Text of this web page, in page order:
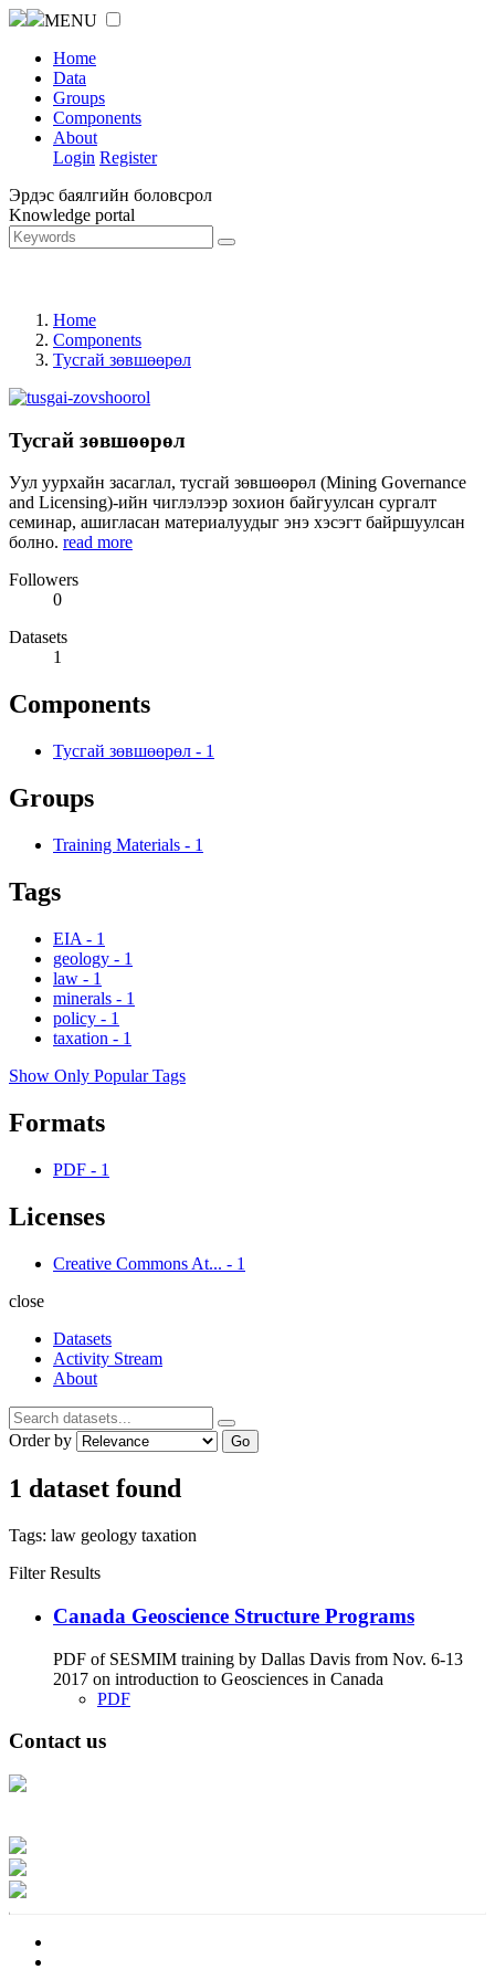
MENU
Home
Data
Groups
Components
About
Login Register
Эрдэс баялгийн боловсрол
Knowledge portal
Home
Components
Тусгай зөвшөөрөл
Тусгай зөвшөөрөл
Уул уурхайн засаглал, тусгай зөвшөөрөл (Mining Governance
and Licensing)-ийн чиглэлээр зохион байгуулсан сургалт
семинар, ашигласан материалуудыг энэ хэсэгт байршуулсан
болно. read more
Followers
0
Datasets
1
Components
Тусгай зөвшөөрөл - 1
Groups
Training Materials - 1
Tags
EIA - 1
geology - 1
law - 1
minerals - 1
policy - 1
taxation - 1
Show Only Popular Tags
Formats
PDF - 1
Licenses
Creative Commons At... - 1
close
Datasets
Activity Stream
About
Order by Go
1 dataset found
Tags: law geology taxation
Filter Results
Canada Geoscience Structure Programs
PDF of SESMIM training by Dallas Davis from Nov. 6-13
2017 on introduction to Geosciences in Canada
PDF
Contact us